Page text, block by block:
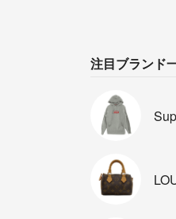
注目ブランド